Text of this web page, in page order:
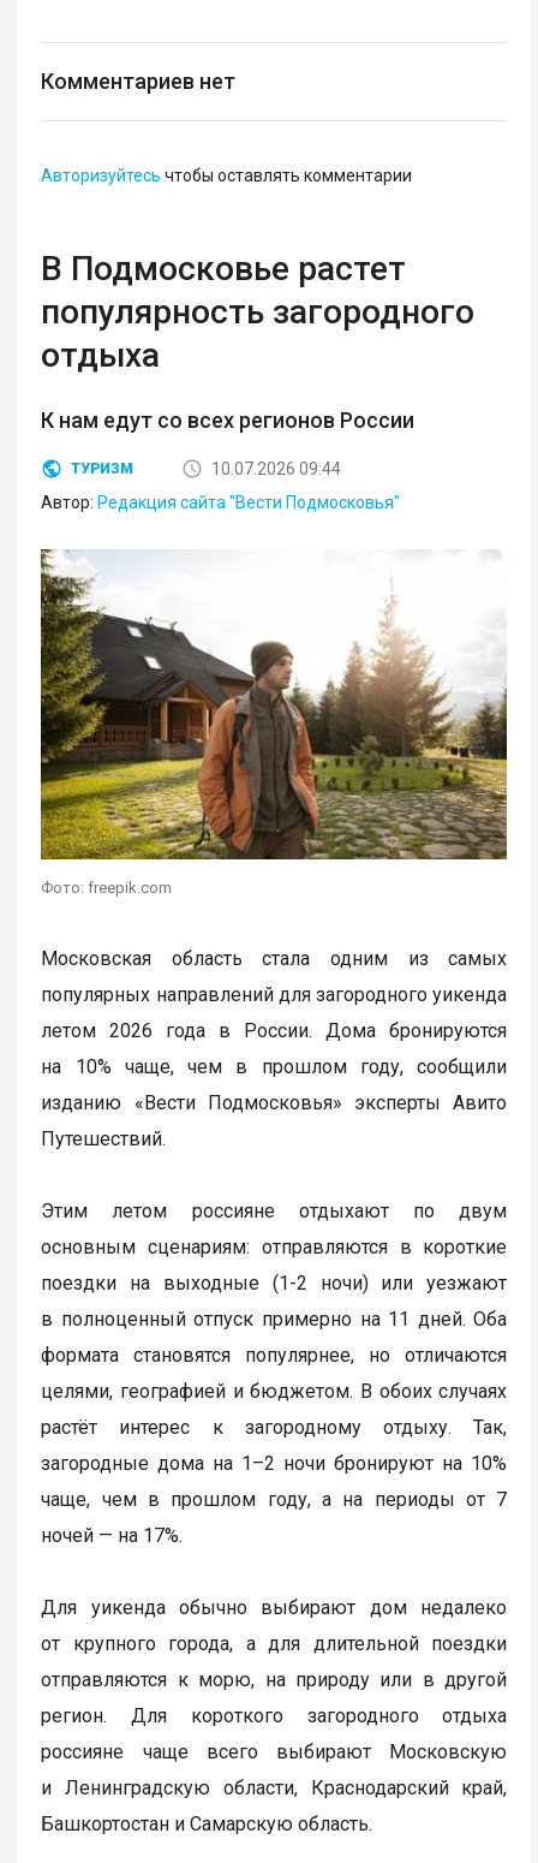
Комментариев нет
Авторизуйтесь чтобы оставлять комментарии
В Подмосковье растет
популярность загородного
отдыха
К нам едут со всех регионов России
ТУРИЗМ
10.07.2026 09:44
Автор: Редакция сайта "Вести Подмосковья"
Фото: freepik.com
Московская область стала одним из самых
популярных направлений для загородного уикенда
летом 2026 года в России. Дома бронируются
на 10% чаще, чем в прошлом году, сообщили
изданию «Вести Подмосковья» эксперты Авито
Путешествий.
Этим летом россияне отдыхают по двум
основным сценариям: отправляются в короткие
поездки на выходные (1-2 ночи) или уезжают
в полноценный отпуск примерно на 11 дней. Оба
формата становятся популярнее, но отличаются
целями, географией и бюджетом. В обоих случаях
растёт интерес к загородному отдыху. Так,
загородные дома на 1–2 ночи бронируют на 10%
чаще, чем в прошлом году, а на периоды от 7
ночей — на 17%.
Для уикенда обычно выбирают дом недалеко
от крупного города, а для длительной поездки
отправляются к морю, на природу или в другой
регион. Для короткого загородного отдыха
россияне чаще всего выбирают Московскую
и Ленинградскую области, Краснодарский край,
Башкортостан и Самарскую область.